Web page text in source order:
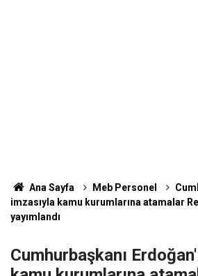
Ana Sayfa Meb Personel
imzasıyla kamu kurumlarına atamalar
yayımlandı
Cumhurbaşkanı